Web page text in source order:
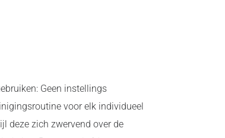
Geen instellings
voor elk individueel
deze zich zwervend over de